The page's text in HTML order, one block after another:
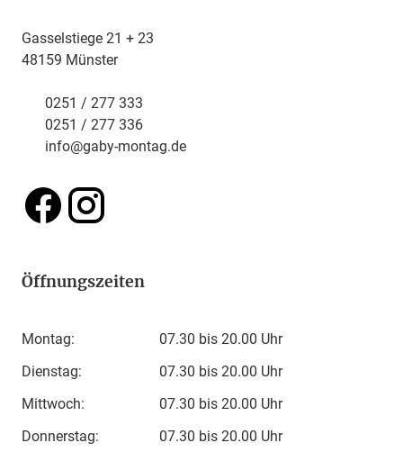
Gasselstiege 21 + 23
48159 Münster
0251 / 277 333
0251 / 277 336
info@gaby-montag.de
Öffnungszeiten
Montag:
07.30 bis 20.00 Uhr
Dienstag:
07.30 bis 20.00 Uhr
Mittwoch:
07.30 bis 20.00 Uhr
Donnerstag:
07.30 bis 20.00 Uhr